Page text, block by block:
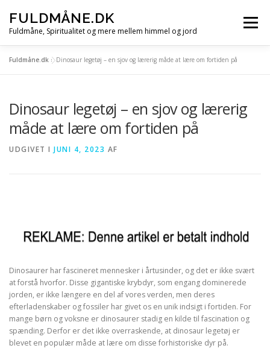
indhold
FULDMÅNE.DK
Fuldmåne, Spiritualitet og mere mellem himmel og jord
Menu
MÅNE, SOL OG STJERNER ALLE ARTIKLER
Fuldmåne.dk »Dinosaur legetøj – en sjov og lærerig måde at lære om fortiden på
Dinosaur legetøj – en sjov og lærerig
måde at lære om fortiden på
UDGIVET I JUNI 4, 2023 AF
Dinosaurer har fascineret mennesker i årtusinder, og det er ikke svært
at forstå hvorfor. Disse gigantiske krybdyr, som engang dominerede
jorden, er ikke længere en del af vores verden, men deres
efterladenskaber og fossiler har givet os en unik indsigt i fortiden. For
mange børn og voksne er dinosaurer stadig en kilde til fascination og
spænding. Derfor er det ikke overraskende, at dinosaur legetøj er
blevet en populær måde at lære om disse forhistoriske dyr på.